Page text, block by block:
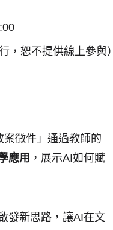
，恕不提供線上參與）
徵件」通過教師的
應用 ，展示AI如何賦
發新思路，讓AI在文